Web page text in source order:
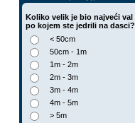
Koliko velik je bio najveći val
po kojem ste jedrili na dasci?
< 50cm
50cm - 1m
1m - 2m
2m - 3m
3m - 4m
4m - 5m
> 5m